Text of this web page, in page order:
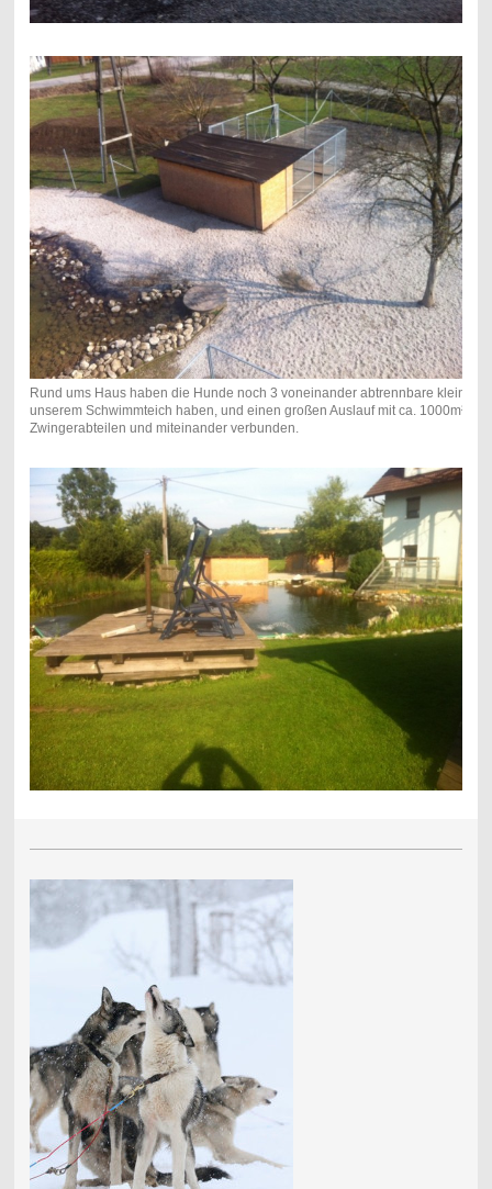
Rund ums Haus haben die Hunde noch 3 voneinander abtrennbare kleinere
unserem Schwimmteich haben, und einen großen Auslauf mit ca.
Zwingerabteilen und miteinander verbunden.